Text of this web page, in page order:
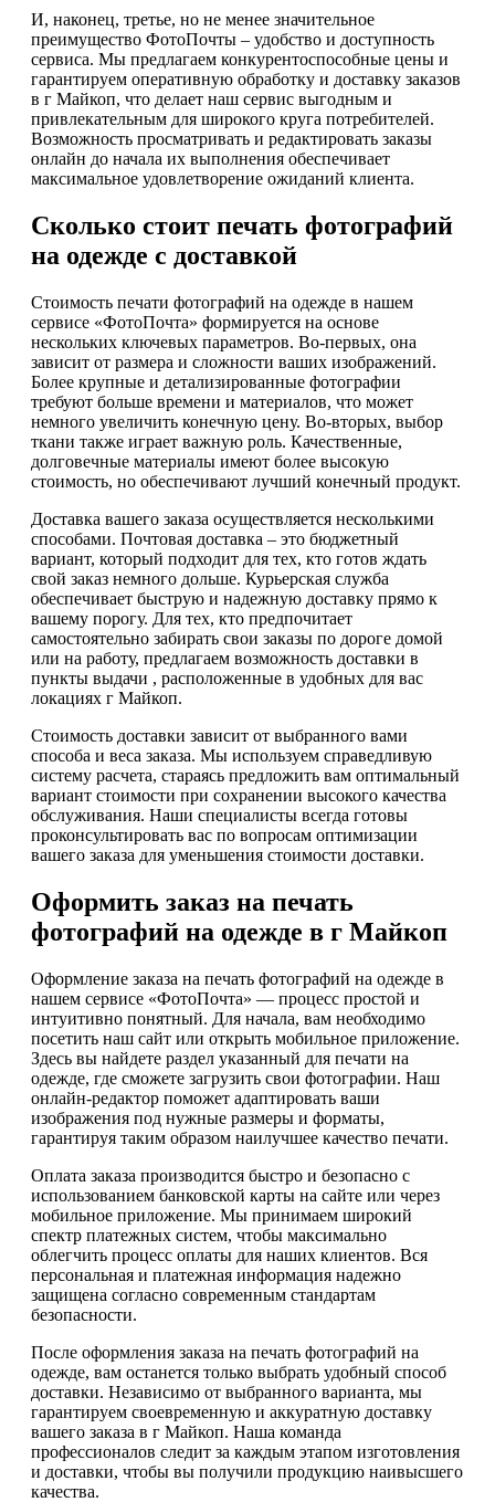
И, наконец, третье, но не менее значительное
преимущество ФотоПочты – удобство и доступность
сервиса. Мы предлагаем конкурентоспособные цены и
гарантируем оперативную обработку и доставку заказов
в г Майкоп, что делает наш сервис выгодным и
привлекательным для широкого круга потребителей.
Возможность просматривать и редактировать заказы
онлайн до начала их выполнения обеспечивает
максимальное удовлетворение ожиданий клиента.
Сколько стоит печать фотографий
на одежде с доставкой
Стоимость печати фотографий на одежде в нашем
сервисе «ФотоПочта» формируется на основе
нескольких ключевых параметров. Во-первых, она
зависит от размера и сложности ваших изображений.
Более крупные и детализированные фотографии
требуют больше времени и материалов, что может
немного увеличить конечную цену. Во-вторых, выбор
ткани также играет важную роль. Качественные,
долговечные материалы имеют более высокую
стоимость, но обеспечивают лучший конечный продукт.
Доставка вашего заказа осуществляется несколькими
способами. Почтовая доставка – это бюджетный
вариант, который подходит для тех, кто готов ждать
свой заказ немного дольше. Курьерская служба
обеспечивает быструю и надежную доставку прямо к
вашему порогу. Для тех, кто предпочитает
самостоятельно забирать свои заказы по дороге домой
или на работу, предлагаем возможность доставки в
пункты выдачи , расположенные в удобных для вас
локациях г Майкоп.
Стоимость доставки зависит от выбранного вами
способа и веса заказа. Мы используем справедливую
систему расчета, стараясь предложить вам оптимальный
вариант стоимости при сохранении высокого качества
обслуживания. Наши специалисты всегда готовы
проконсультировать вас по вопросам оптимизации
вашего заказа для уменьшения стоимости доставки.
Оформить заказ на печать
фотографий на одежде в г Майкоп
Оформление заказа на печать фотографий на одежде в
нашем сервисе «ФотоПочта» — процесс простой и
интуитивно понятный. Для начала, вам необходимо
посетить наш сайт или открыть мобильное приложение.
Здесь вы найдете раздел указанный для печати на
одежде, где сможете загрузить свои фотографии. Наш
онлайн-редактор поможет адаптировать ваши
изображения под нужные размеры и форматы,
гарантируя таким образом наилучшее качество печати.
Оплата заказа производится быстро и безопасно с
использованием банковской карты на сайте или через
мобильное приложение. Мы принимаем широкий
спектр платежных систем, чтобы максимально
облегчить процесс оплаты для наших клиентов. Вся
персональная и платежная информация надежно
защищена согласно современным стандартам
безопасности.
После оформления заказа на печать фотографий на
одежде, вам останется только выбрать удобный способ
доставки. Независимо от выбранного варианта, мы
гарантируем своевременную и аккуратную доставку
вашего заказа в г Майкоп. Наша команда
профессионалов следит за каждым этапом изготовления
и доставки, чтобы вы получили продукцию наивысшего
качества.